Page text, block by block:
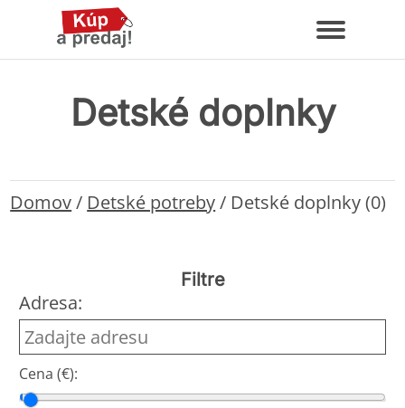
Detské doplnky
Domov/ Detské potreby/ Detské doplnky (0)
Filtre
Adresa:
Cena (€):
Cena od
Cena do